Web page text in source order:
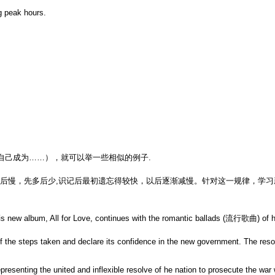
hours.
己成为……），就可以举一些相似的例子.
慢，先多后少,识记后最初遗忘得较快，以后逐渐减慢。针对这一规律，学
album, All for Love, continues with the romantic ballads (流行歌曲) of
steps taken and declare its confidence in the new government. The
the united and inflexible resolve of he nation to prosecute the